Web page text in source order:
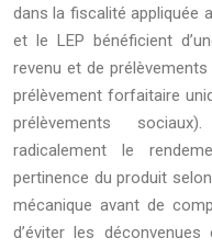
dans la fiscalité appliquée
et le LEP bénéficient
revenu et de
prélèvement forfaitaire
prélèvements
radicalement le
pertinence du produit
mécanique avant de
d’éviter les